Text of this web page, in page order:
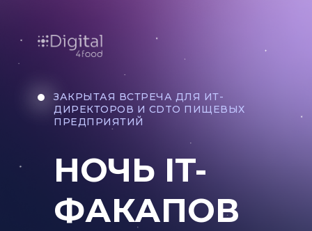
ЗАКРЫТАЯ ВСТРЕЧА ДЛЯ ИТ-
ДИРЕКТОРОВ И CDTO ПИЩЕВЫХ
ПРЕДПРИЯТИЙ
НОЧЬ IT-
ФАКАПОВ